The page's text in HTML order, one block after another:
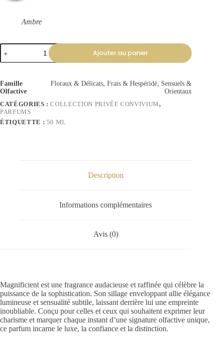
Ambre
Ajouter au panier
Famille
Olfactive
Floraux & Délicats, Frais & Hespéridé, Sensuels &
Orientaux
CATÉGORIES :COLLECTION PRIVÉE CONVIVIUM,
PARFUMS
ÉTIQUETTE : 50 ML
Description
Informations complémentaires
Avis (0)
Magnificient est une fragrance audacieuse et raffinée qui célèbre la
puissance de la sophistication. Son sillage enveloppant allie élégance
lumineuse et sensualité subtile, laissant derrière lui une empreinte
inoubliable. Conçu pour celles et ceux qui souhaitent exprimer leur
charisme et marquer chaque instant d’une signature olfactive unique,
ce parfum incarne le luxe, la confiance et la distinction.